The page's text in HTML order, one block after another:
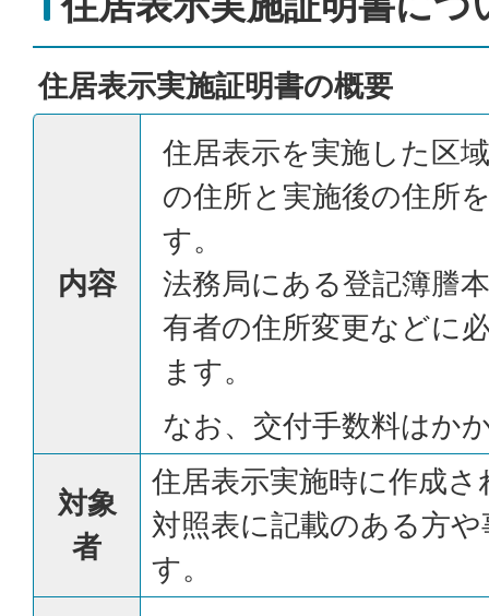
住居表示実施証明書の概要
内容
住居表示を実施した区
の住所と実施後の住所
す。
法務局にある登記簿謄
有者の住所変更などに
ます。
なお、交付手数料はか
対象
者
住居表示実施時に作成
対照表に記載のある方
す。